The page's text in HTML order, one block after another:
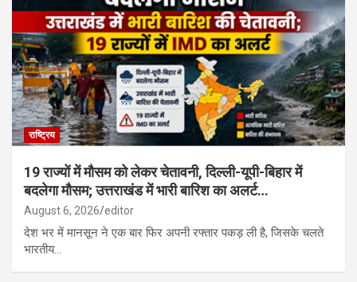
मुंगेली : बछेरा में आधुनिक आंगनबाड़ी भवन बना आकर्षण का केंद्र…
रूस के साथ उत्तर कोरिया की सैन्य साझेदारी गहरी, मिसाइल यूनिट तैनात; यूक्रेन
पर हमले की तैयारी…
राष्ट्रिय
19 राज्यों में मौसम को लेकर चेतावनी, दिल्ली-यूपी-बिहार में
बदलेगा मौसम; उत्तराखंड में भारी बारिश का अलर्ट…
August 6, 2026 editor
देश भर में मानसून ने एक बार फिर अपनी रफ्तार पकड़ ली है, जिसके चलते
भारतीय…